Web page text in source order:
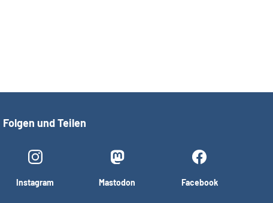
Folgen und Teilen
Instagram Mastodon Facebook